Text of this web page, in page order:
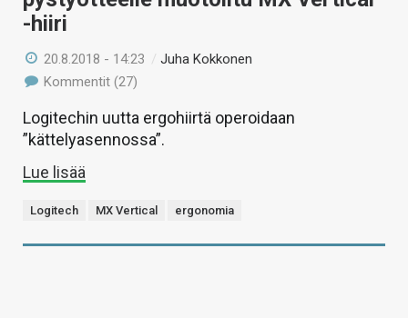
-hiiri
20.8.2018 - 14:23 /Juha Kokkonen
Kommentit (27)
Logitechin uutta ergohiirtä operoidaan
”kättelyasennossa”.
Lue lisää
Logitech MX Vertical ergonomia